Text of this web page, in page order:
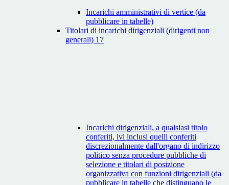
Incarichi amministrativi di vertice (da
pubblicare in tabelle)
Titolari di incarichi dirigenziali (dirigenti non
generali) 17
Incarichi dirigenziali, a qualsiasi titolo
conferiti, ivi inclusi quelli conferiti
discrezionalmente dall'organo di indirizzo
politico senza procedure pubbliche di
selezione e titolari di posizione
organizzativa con funzioni dirigenziali (da
pubblicare in tabelle che distinguano le